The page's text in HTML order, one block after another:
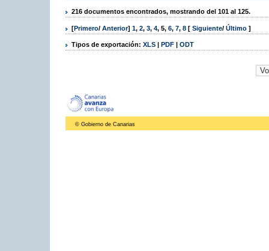
216 documentos encontrados, mostrando del 101 al 125.
[Primero/ Anterior] 1, 2, 3, 4, 5, 6, 7, 8 [ Siguiente/ Último ]
Tipos de exportación: XLS | PDF | ODT
© Gobierno de Canarias